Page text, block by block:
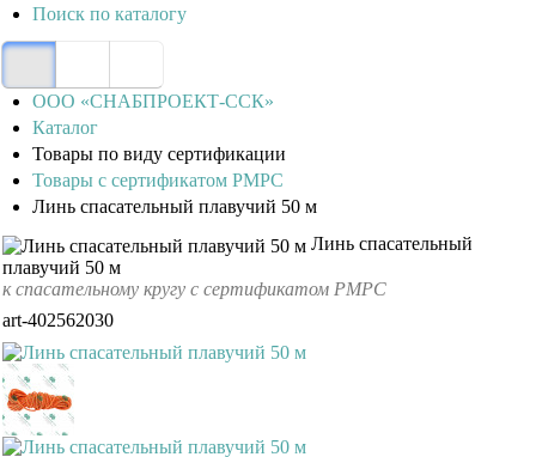
Поиск по каталогу
ООО «СНАБПРОЕКТ-ССК»
Каталог
Товары по виду сертификации
Товары с сертификатом РМРС
Линь спасательный плавучий 50 м
Линь спасательный
плавучий 50 м
к спасательному кругу с сертификатом РМРС
art-402562030